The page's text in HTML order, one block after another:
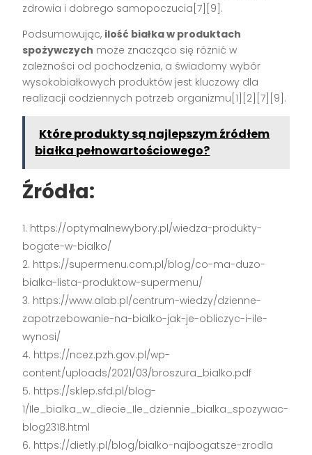
zdrowia i dobrego samopoczucia[7][9].
Podsumowując, ilość białka w produktach
spożywczych może znacząco się różnić w
zależności od pochodzenia, a świadomy wybór
wysokobiałkowych produktów jest kluczowy dla
realizacji codziennych potrzeb organizmu[1][2][7][9].
Które produkty są najlepszym źródłem
białka pełnowartościowego?
Źródła:
https://optymalnewybory.pl/wiedza-produkty-
bogate-w-bialko/
https://supermenu.com.pl/blog/co-ma-duzo-
bialka-lista-produktow-supermenu/
https://www.alab.pl/centrum-wiedzy/dzienne-
zapotrzebowanie-na-bialko-jak-je-obliczyc-i-ile-
wynosi/
https://ncez.pzh.gov.pl/wp-
content/uploads/2021/03/broszura_bialko.pdf
https://sklep.sfd.pl/blog-
1/Ile_bialka_w_diecie_Ile_dziennie_bialka_spozywac-
blog2318.html
https://dietly.pl/blog/bialko-najbogatsze-zrodla